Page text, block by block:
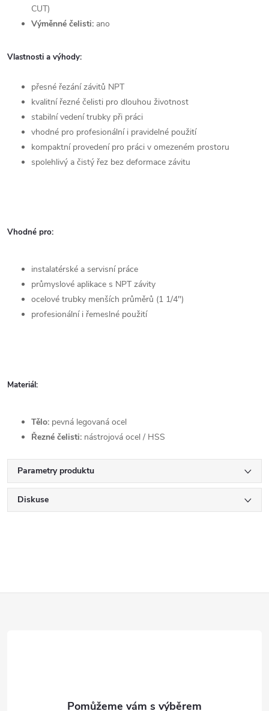
CUT)
Výměnné čelisti: ano
Vlastnosti a výhody:
přesné řezání závitů NPT
kvalitní řezné čelisti pro dlouhou životnost
stabilní vedení trubky při práci
vhodné pro profesionální i pravidelné použití
kompaktní provedení pro práci v omezeném prostoru
spolehlivý a čistý řez bez deformace závitu
Vhodné pro:
instalatérské a servisní práce
průmyslové aplikace s NPT závity
ocelové trubky menších průměrů (1 1/4")
profesionální i řemeslné použití
Materiál:
Tělo: pevná legovaná ocel
Řezné čelisti: nástrojová ocel / HSS
Parametry produktu
Diskuse